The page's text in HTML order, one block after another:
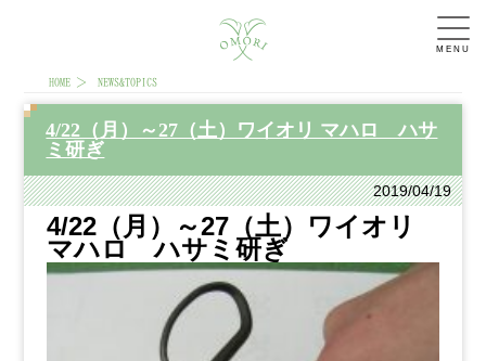
MENU
HOME NEWS&TOPICS
4/22（月）～27（土）ワイオリ マハロ ハサ
ミ研ぎ
2019/04/19
4/22（月）～27（土）ワイオリ
マハロ ハサミ研ぎ